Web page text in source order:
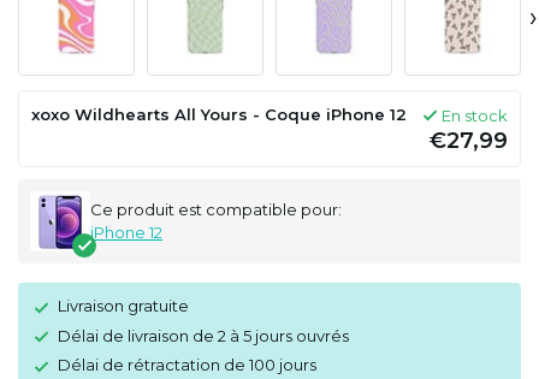
›
xoxo Wildhearts All Yours - Coque iPhone 12 En stock
€27,99
Ce produit est compatible pour:
iPhone 12
Livraison gratuite
Délai de livraison de 2 à 5 jours ouvrés
Délai de rétractation de 100 jours